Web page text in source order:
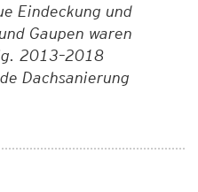
Eindeckung und
Gaupen waren
2013–2018
Dachsanierung